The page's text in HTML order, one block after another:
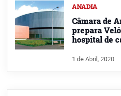
ANADIA
Câmara de
prepara
hospital de
1 de Abril, 2020